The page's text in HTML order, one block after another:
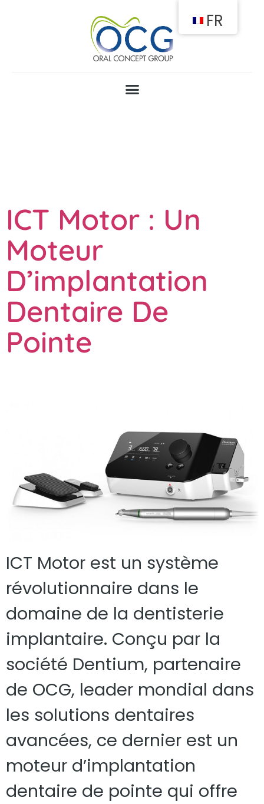
ICT Motor : Un
Moteur
D’implantation
Dentaire De
Pointe
ICT Motor est un système
révolutionnaire dans le
domaine de la dentisterie
implantaire. Conçu par la
société Dentium, partenaire
de OCG, leader mondial dans
les solutions dentaires
avancées, ce dernier est un
moteur d’implantation
dentaire de pointe qui offre
FR